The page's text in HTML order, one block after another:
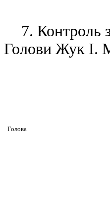
7. Контроль
Голови Жук І.
Головa